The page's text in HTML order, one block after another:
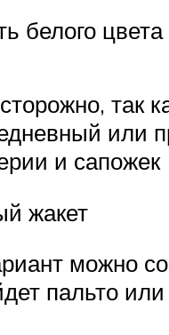
белого цвета
так
или
и сапожек
жакет
можно
пальто